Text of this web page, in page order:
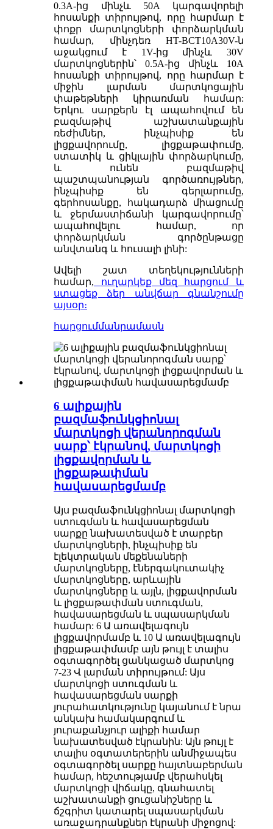
0.3A-ից մինչև 50A կարգավորելի
հոսանքի տիրույթով, որը հարմար է
փոքր մարտկոցների փորձարկման
համար, մինչդեռ HT-BCT10A30V-ն
աջակցում է 1V-ից մինչև 30V
մարտկոցներին՝ 0.5A-ից մինչև 10A
հոսանքի տիրույթով, որը հարմար է
միջին լարման մարտկոցային
փաթեթների կիրառման համար:
Երկու սարքերն էլ ապահովում են
բազմաթիվ աշխատանքային
ռեժիմներ, ինչպիսիք են
լիցքավորումը, լիցքաթափումը,
ստատիկ և ցիկլային փորձարկումը,
և ունեն բազմաթիվ
պաշտպանության գործառույթներ,
ինչպիսիք են գերլարումը,
գերհոսանքը, հակադարձ միացումը
և ջերմաստիճանի կարգավորումը՝
ապահովելու համար, որ
փորձարկման գործընթացը
անվտանգ և հուսալի լինի:
Ավելի շատ տեղեկությունների
համար,
ուղարկեք մեզ հարցում և
ստացեք ձեր անվճար գնանշումը
այսօր։
հարցումմանրամասն
6 ալիքային
բազմաֆունկցիոնալ
մարտկոցի վերանորոգման
սարք՝ էկրանով, մարտկոցի
լիցքավորման և
լիցքաթափման
հավասարեցմամբ
Այս բազմաֆունկցիոնալ մարտկոցի
ստուգման և հավասարեցման
սարքը նախատեսված է տարբեր
մարտկոցների, ինչպիսիք են
էլեկտրական մեքենաների
մարտկոցները, էներգակուտակիչ
մարտկոցները, արևային
մարտկոցները և այլն, լիցքավորման
և լիցքաթափման ստուգման,
հավասարեցման և սպասարկման
համար: 6 Ա առավելագույն
լիցքավորմամբ և 10 Ա առավելագույն
լիցքաթափմամբ այն թույլ է տալիս
օգտագործել ցանկացած մարտկոց
7-23 Վ լարման տիրույթում: Այս
մարտկոցի ստուգման և
հավասարեցման սարքի
յուրահատկությունը կայանում է նրա
անկախ համակարգում և
յուրաքանչյուր ալիքի համար
նախատեսված էկրանին: Այն թույլ է
տալիս օգտատերերին անմիջապես
օգտագործել սարքը հայտնաբերման
համար, հեշտությամբ վերահսկել
մարտկոցի վիճակը, գնահատել
աշխատանքի ցուցանիշները և
ճշգրիտ կատարել սպասարկման
առաջադրանքներ էկրանի միջոցով: